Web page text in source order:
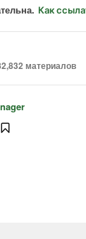
Как
материалов